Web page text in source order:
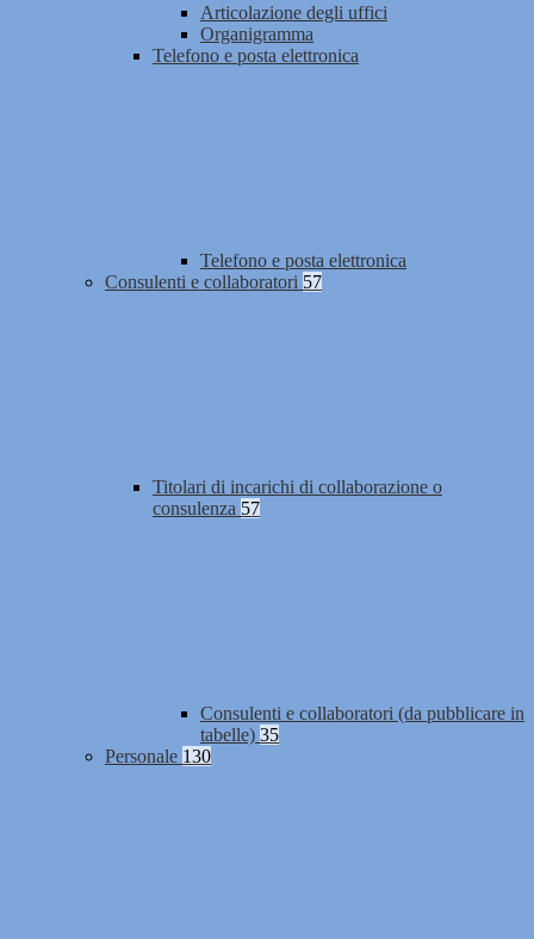
Articolazione degli uffici
Organigramma
Telefono e posta elettronica
Telefono e posta elettronica
Consulenti e collaboratori 57
Titolari di incarichi di collaborazione o
consulenza 57
Consulenti e collaboratori (da pubblicare in
tabelle) 35
Personale 130